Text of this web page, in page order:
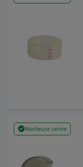
Meilleure vente